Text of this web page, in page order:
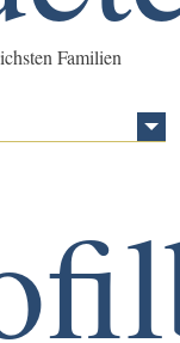
Familien